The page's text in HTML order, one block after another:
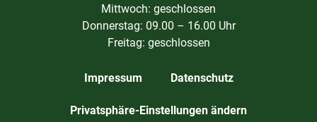
Mittwoch: geschlossen
Donnerstag: 09.00 – 16.00 Uhr
Freitag: geschlossen
Impressum Datenschutz
Privatsphäre-Einstellungen ändern